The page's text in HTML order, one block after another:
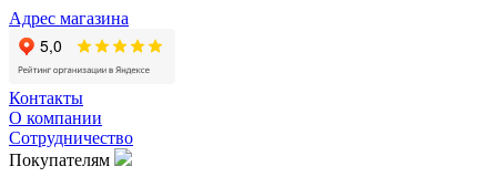
Адрес магазина
Контакты
О компании
Сотрудничество
Покупателям